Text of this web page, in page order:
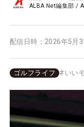
ALBA Net編集部 /
配信日時： 2026年5月
ゴルフライフ #いい